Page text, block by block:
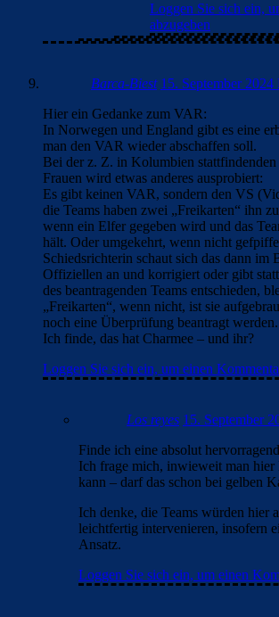
Loggen Sie sich ein,
abzugeben
Barca-Biest 15. September
Hier ein Gedanke zum VAR:
In Norwegen und England gibt es eine
man den VAR wieder abschaffen soll.
Bei der z. Z. in Kolumbien
Frauen wird etwas anderes ausprobiert:
Es gibt keinen VAR, sondern den VS
die Teams haben zwei „Freikarten“ ihn
wenn ein Elfer gegeben wird und das
hält. Oder umgekehrt, wenn nicht
Schiedsrichterin schaut sich das dann im
Offiziellen an und korrigiert oder gibt
des beantragenden Teams entschieden,
„Freikarten“, wenn nicht, ist sie
noch eine Überprüfung beantragt werden.
Ich finde, das hat Charmee – und ihr?
Loggen Sie sich ein, um einen
Los reyes 15. September
Finde ich eine absolut
Ich frage mich, inwieweit man hier
kann – darf das schon bei gelben
Ich denke, die Teams würden hier
leichtfertig intervenieren, insofern
Ansatz.
Loggen Sie sich ein, um einen